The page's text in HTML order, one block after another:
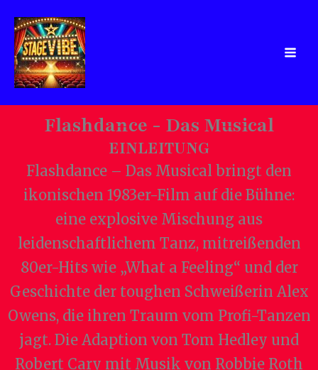
Inhalt
springen
Flashdance - Das Musical
EINLEITUNG
Flashdance – Das Musical bringt den
ikonischen 1983er-Film auf die Bühne:
eine explosive Mischung aus
leidenschaftlichem Tanz, mitreißenden
80er-Hits wie „What a Feeling“ und der
Geschichte der toughen Schweißerin Alex
Owens, die ihren Traum vom Profi-Tanzen
jagt. Die Adaption von Tom Hedley und
Robert Cary mit Musik von Robbie Roth